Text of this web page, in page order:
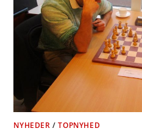
NYHEDER /TOPNYHED